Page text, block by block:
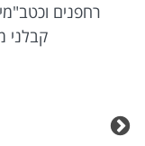
רחפנים
קבלני